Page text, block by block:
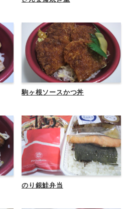
駒ヶ根ソースかつ丼
のり銀鮭弁当